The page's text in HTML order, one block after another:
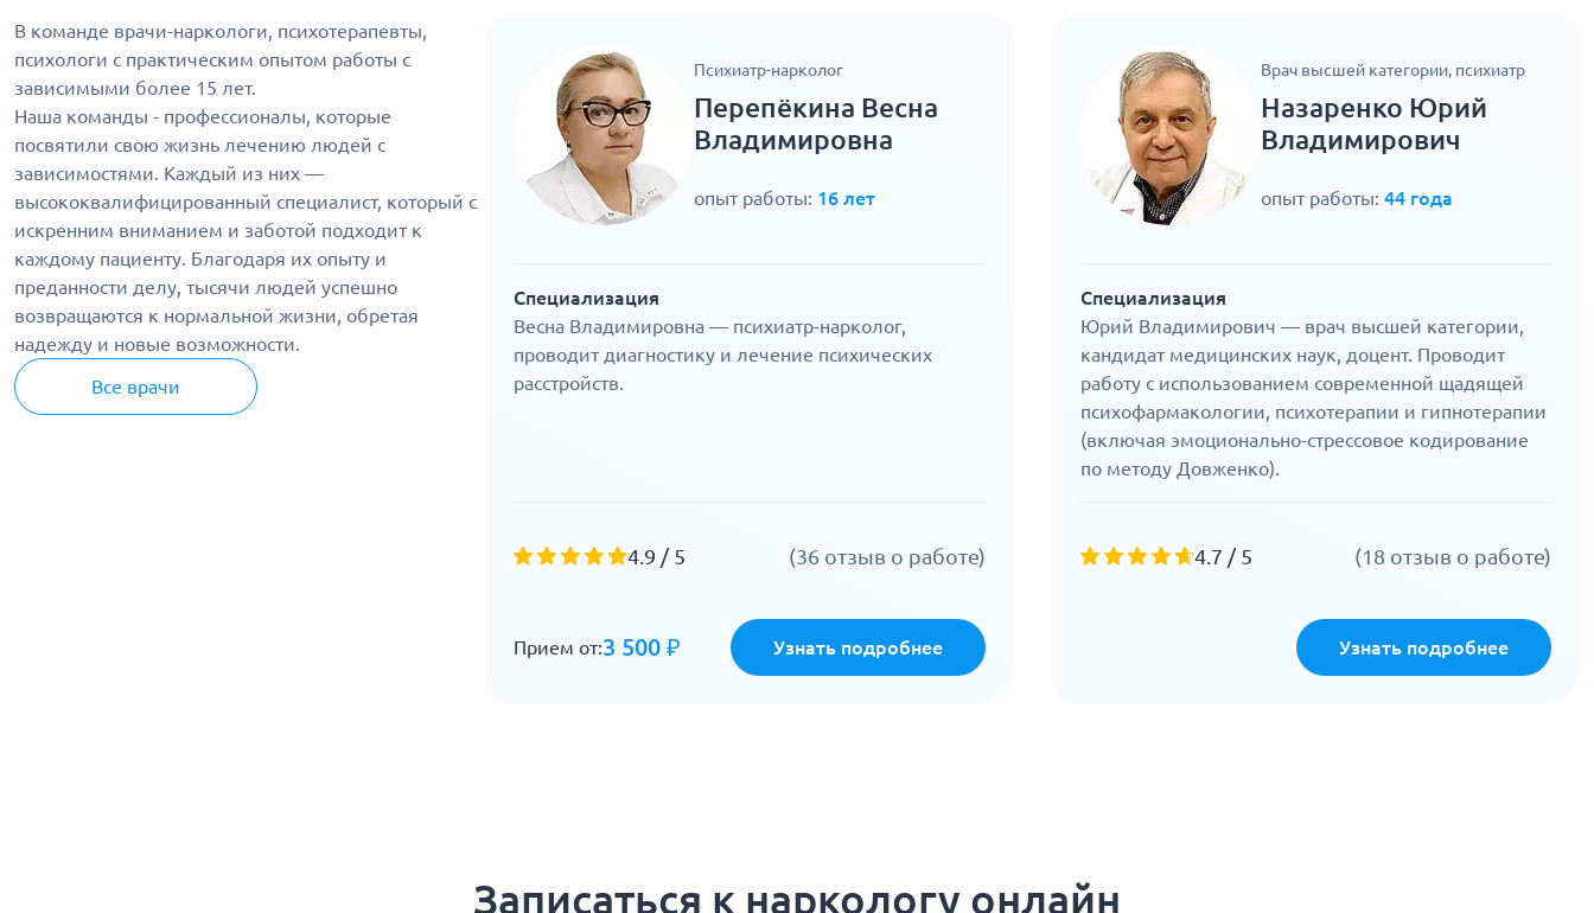
В команде врачи-наркологи, психотерапевты,
психологи с практическим опытом работы с
зависимыми более 15 лет.
Наша команды - профессионалы, которые
посвятили свою жизнь лечению людей с
зависимостями. Каждый из них —
высококвалифицированный специалист, который с
искренним вниманием и заботой подходит к
каждому пациенту. Благодаря их опыту и
преданности делу, тысячи людей успешно
возвращаются к нормальной жизни, обретая
надежду и новые возможности.
Все врачи
Психиатр-нарколог
Перепёкина Весна
Владимировна
опыт работы: 16 лет
Специализация
Весна Владимировна — психиатр-нарколог,
проводит диагностику и лечение психических
расстройств.
4.9 / 5 (36 отзыв о работе)
Прием от:3 500 ₽ Узнать подробнее
Врач высшей категории, психиатр
Назаренко Юрий
Владимирович
опыт работы: 44 года
Специализация
Юрий Владимирович — врач высшей категории,
кандидат медицинских наук, доцент. Проводит
работу с использованием современной щадящей
психофармакологии, психотерапии и гипнотерапии
(включая эмоционально-стрессовое кодирование
по методу Довженко).
4.7 / 5 (18 отзыв о работе)
Узнать подробнее
Записаться к наркологу онлайн